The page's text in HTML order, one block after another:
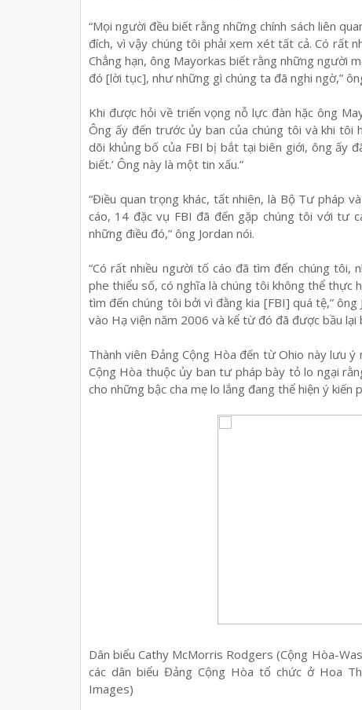
“Mọi người đều biết rằng những chính sách liên
đích, vì vậy chúng tôi phải xem xét tất cả. Có rất
Chẳng hạn, ông Mayorkas biết rằng những người
đó [lời tục], như những gì chúng ta đã nghi ngờ,”
Khi được hỏi về triển vọng nỗ lực đàn hặc ông
Ông ấy đến trước ủy ban của chúng tôi và khi
dõi khủng bố của FBI bị bắt tại biên giới, ông ấy
biết.’ Ông này là một tin xấu.”
“Điều quan trọng khác, tất nhiên, là Bộ Tư pháp
cáo, 14 đặc vụ FBI đã đến gặp chúng tôi với tư
những điều đó,” ông Jordan nói.
“Có rất nhiều người tố cáo đã tìm đến chúng
phe thiểu số, có nghĩa là chúng tôi không thể thực
tìm đến chúng tôi bởi vì đằng kia [FBI] quá tệ,”
vào Hạ viện năm 2006 và kể từ đó đã được bầu lại
Thành viên Đảng Cộng Hòa đến từ Ohio này lưu
Cộng Hòa thuộc ủy ban tư pháp bày tỏ lo ngại
cho những bậc cha mẹ lo lắng đang thể hiện ý
Dân biểu Cathy McMorris Rodgers (Cộng Hòa-
các dân biểu Đảng Cộng Hòa tổ chức ở Hoa
Images)